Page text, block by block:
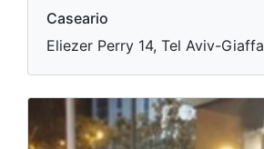
Caseario
Eliezer Perry 14, Tel Aviv-Giaffa